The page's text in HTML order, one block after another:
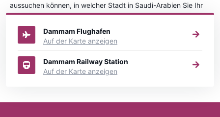
aussuchen können, in welcher Stadt in Saudi-Arabien Sie Ihr
Fahrzeug mieten wollen.
Dammam Flughafen
Auf der Karte anzeigen
Dammam Railway Station
Auf der Karte anzeigen